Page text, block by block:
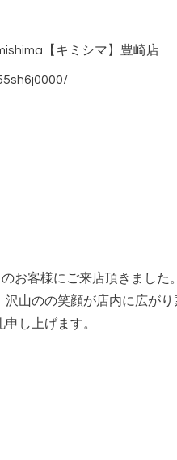
【キミシマ】豊崎店
お客様にご来店頂きました
沢山のの笑顔が店内に広がり
し上げます。